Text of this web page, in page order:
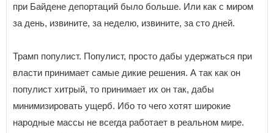
при Байдене депортаций было больше. Или как с миром
за день, извините, за неделю, извините, за сто дней.
Трамп популист. Популист, просто дабы удержаться при
власти принимает самые дикие решения. А так как он
популист хитрый, то принимает их он так, дабы
минимизировать ущерб. Ибо то чего хотят широкие
народные массы не всегда работает в реальном мире.